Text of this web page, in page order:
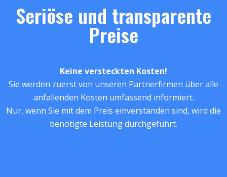
Seriöse und transparente
Preise
Keine versteckten Kosten!
Sie werden zuerst von unseren Partnerfirmen über alle
anfallenden Kosten umfassend informiert.
Nur, wenn Sie mit dem Preis einverstanden sind, wird die
benötigte Leistung durchgeführt.